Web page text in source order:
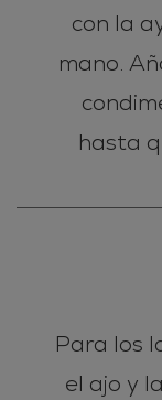
con la
mano.
hasta
Para los
el ajo y